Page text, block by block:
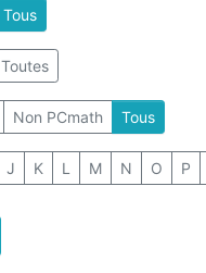
Tous
Toutes
Non PCmath Tous
J K L M N O P